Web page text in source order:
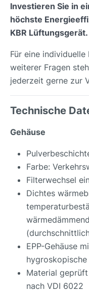
Investieren Sie in
höchste
KBR Lüftungsgerät.
Für eine
weiterer Fragen
jederzeit gerne zur
Technische
Gehäuse
Farbe:
Filterwechsel
Dichtes
EPP-Gehäuse
Material
nach VDI 6022